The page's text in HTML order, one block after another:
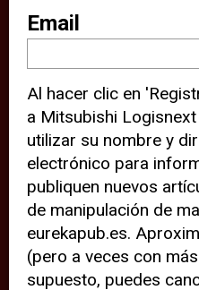
sitio web (por
información de
terceras partes
cookies en su
rastrear su
internet. Al hacer
significa que está
uso de cookies
terceros para
óptima en
Email
Al hacer clic en
a Mitsubishi Logisnext
utilizar su nombre y
electrónico para
publiquen nuevos
de manipulación de
eurekapub.es.
(pero a veces con
supuesto, puedes